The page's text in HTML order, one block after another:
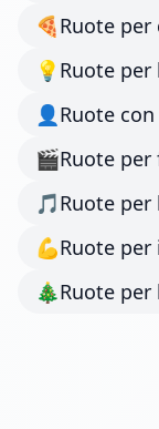
🍕Ruote per
💡 Ruote per
👤 Ruote
🎬Ruote per
🎵Ruote per
💪Ruote
🎄Ruote per